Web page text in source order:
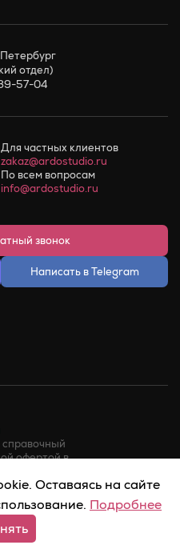
отдел)
57-04
Для частных клиентов
zakaz@ardostudio.ru
По всем вопросам
info@ardostudio.ru
звонок
Написать в Telegram
офертой в
или обращения в
на обработку
Оставаясь на сайте
Подробнее